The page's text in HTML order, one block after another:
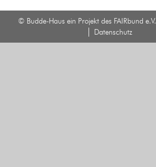
© Budde-Haus ein Projekt des FAIRbund e.V.
Datenschutz